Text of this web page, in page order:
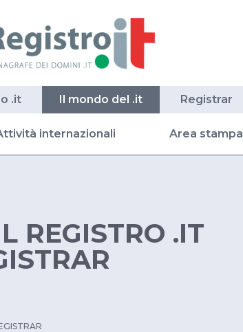
.it Il mondo del .it Registrar
internazionali Area stampa
REGISTRO .IT